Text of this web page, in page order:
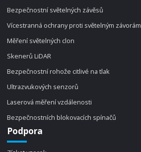
Bezpečnostní světelných závěsů
Vícestranná ochrany proti světelným závorám
Měření světelných clon
Skenerů LiDAR
Bezpečnostní rohože citlivé na tlak
Ultrazvukových senzorů
Laserová měření vzdálenosti
Bezpečnostních blokovacích spínačů
Podpora